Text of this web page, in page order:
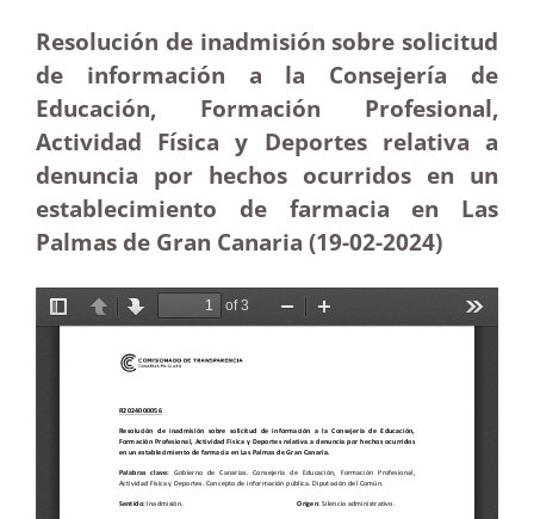
Resolución de inadmisión sobre solicitud
de información a la Consejería de
Educación, Formación Profesional,
Actividad Física y Deportes relativa a
denuncia por hechos ocurridos en un
establecimiento de farmacia en Las
Palmas de Gran Canaria (19-02-2024)